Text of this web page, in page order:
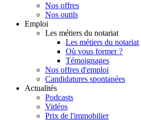
Nos offres
Nos outils
Emploi
Les métiers du notariat
Les métiers du notariat
Où vous former ?
Témoignages
Nos offres d'emploi
Candidatures spontanées
Actualités
Podcasts
Vidéos
Prix de l'immobilier